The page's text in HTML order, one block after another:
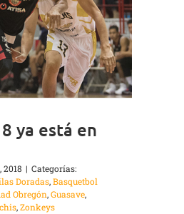
ya está en
2018 | Categorías:
Doradas,Basquetbol
Obregón,Guasave,
,Zonkeys